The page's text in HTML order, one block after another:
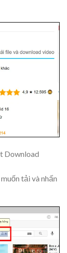
Download
tải và nhấn